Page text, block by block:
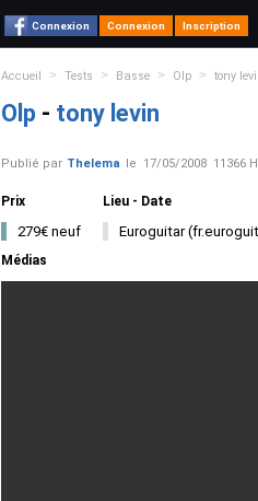
Connexion Connexion Inscription
Accueil > Tests > Basse > Olp > tony
Olp - tony levin
Publié par Thelema le 17/05/2008 11366
Prix
279€ neuf
Lieu - Date
Euroguitar
Médias